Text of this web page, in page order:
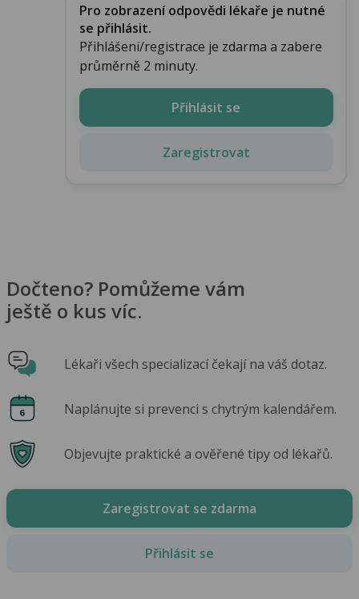
Pro zobrazení odpovědi lékaře je nutné
se přihlásit.
Přihlášení/registrace je zdarma a zabere
průměrně 2 minuty.
Přihlásit se
Zaregistrovat
Dočteno? Pomůžeme vám
ještě o kus víc.
Lékaři všech specializací čekají na váš dotaz.
Naplánujte si prevenci s chytrým kalendářem.
Objevujte praktické a ověřené tipy od lékařů.
Zaregistrovat se zdarma
Přihlásit se